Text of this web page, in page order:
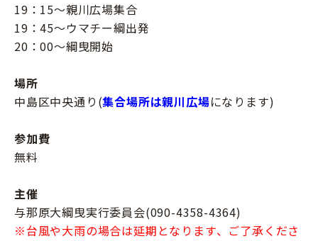
19：15～親川広場集合
19：45～ウマチー綱出発
20：00～綱曳開始
場所
中島区中央通り(集合場所は親川広場になります)
参加費
無料
主催
与那原大綱曳実行委員会(090-4358-4364)
※台風や大雨の場合は延期となります、ご了承くださ